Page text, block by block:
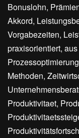
Bonuslohn,
Akkord,
Vorgabezeiten,
praxisorientiert,
Methoden,
Produktivitaet,